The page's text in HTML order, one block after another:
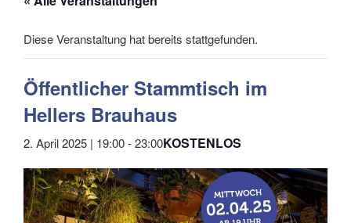
Diese Veranstaltung hat bereits stattgefunden.
Öffentlicher Stammtisch im
Hellers Brauhaus
2. April 2025 | 19:00-23:00KOSTENLOS